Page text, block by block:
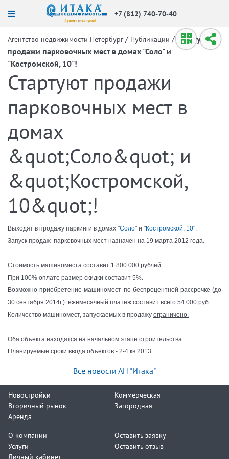
+7 (812) 740-70-40
Агентство недвижимости Петербург / Публикации / Стартуют
продажи парковочных мест в домах "Соло" и
"Костромской, 10"!
Стартуют продажи
парковочных мест в
домах
&quot;Соло&quot; и
&quot;Костромской,
10&quot;!
Выходят в продажу паркинги в домах "Соло" и "Костромской, 10".
Запуск продаж парковочных мест назначен на 19 марта 2012 года.
Стоимость машиноместа составит 1 800 000 рублей.
При 100% оплате размер скидки составит 5%.
Возможно приобретение машиномест по беспроцентной рассрочке (до
30 сентября 2014г.): ежемесячный платеж составит всего 54 000 руб.
Количество машиномест, запускаемых в продажу ограничено.
Оба объекта находятся на начальном этапе строительства.
Планируемые сроки ввода объектов - 2-4 кв 2013.
Все новости АН "Итака"
Новостройки
Вторичный рынок
Аренда
Коммерческая
Загородная
О компании
Услуги
Личный кабинет
Оставить заявку
Оставить отзыв